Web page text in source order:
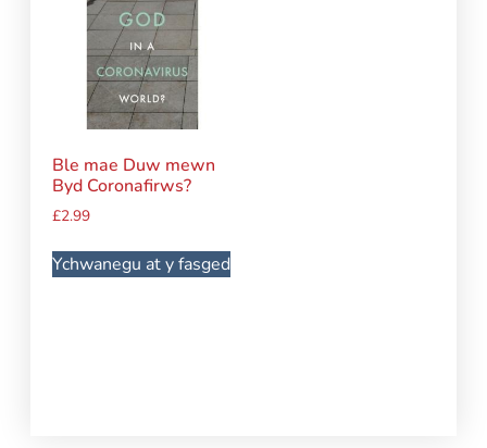
Ble mae Duw mewn
Byd Coronafirws?
£2.99
Ychwanegu at y fasged